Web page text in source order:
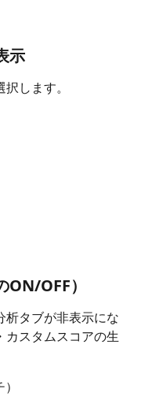
示
します。
OFF）
析タブが非表示にな
カスタムスコアの生